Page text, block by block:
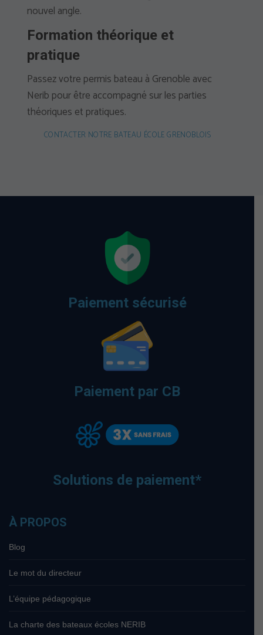
nouvel angle.
Formation théorique et
pratique
Passez votre permis bateau à Grenoble avec
Nerib pour être accompagné sur les parties
théoriques et pratiques.
CONTACTER NOTRE BATEAU ÉCOLE GRENOBLOIS
Paiement sécurisé
Paiement par CB
Solutions de paiement*
À PROPOS
Blog
Le mot du directeur
L’équipe pédagogique
La charte des bateaux écoles NERIB